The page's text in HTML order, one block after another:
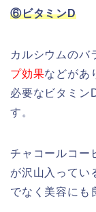
⑥ビタミンD
カルシウムのバ
プ効果などがあ
必要なビタミン
す。
チャコールコー
が沢山入ってい
でなく美容にも